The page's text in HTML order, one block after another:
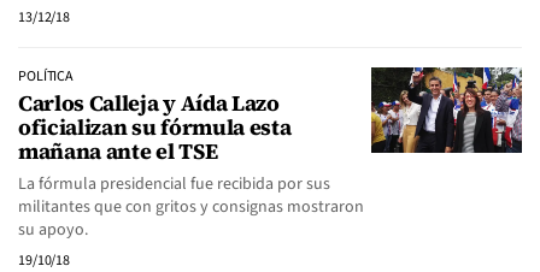
13/12/18
POLÍTICA
Carlos Calleja y Aída Lazo
oficializan su fórmula esta
mañana ante el TSE
La fórmula presidencial fue recibida por sus
militantes que con gritos y consignas mostraron
su apoyo.
19/10/18